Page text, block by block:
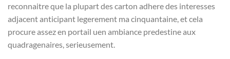
reconnaitre que la plupart des carton adhere des interesses
adjacent anticipant legerement ma cinquantaine, et cela
procure assez en portail uen ambiance predestine aux
quadragenaires, serieusement.